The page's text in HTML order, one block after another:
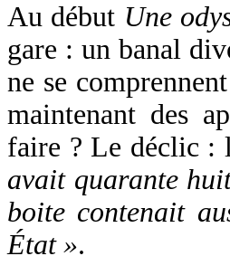
Au début Une
gare : un banal
ne se
maintenant des
faire ? Le déclic :
avait quarante
boite contenait
État ».